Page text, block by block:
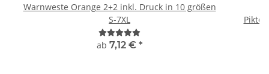
Warnweste Orange 2+2 inkl. Druck in 10 größen
S-7XL
ab 7,12 € *